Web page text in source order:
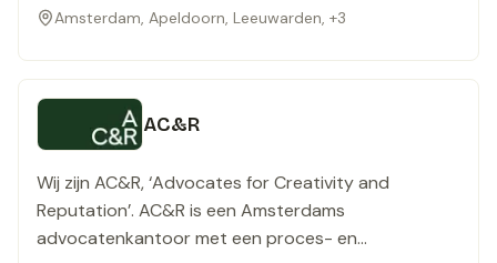
klanten en 13.000 collega’s.
Amsterdam, Apeldoorn, Leeuwarden, +3
AC&R
Wij zijn AC&R, ‘Advocates for Creativity and
Reputation’. AC&R is een Amsterdams
advocatenkantoor met een proces- en